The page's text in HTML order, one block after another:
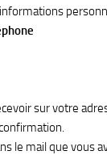
sur votre
le mail que vous